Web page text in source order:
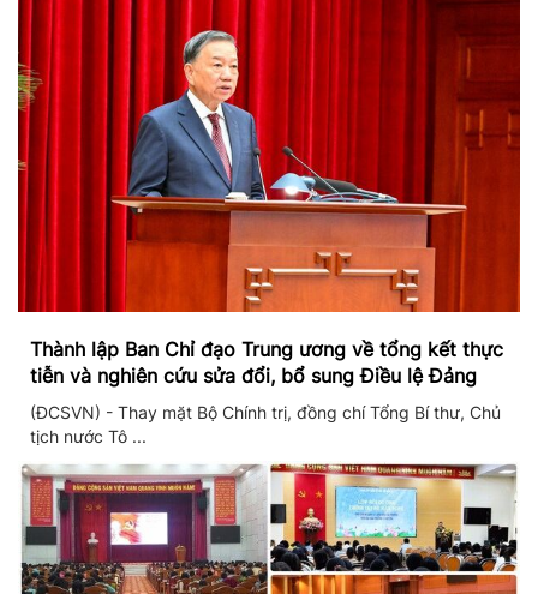
Thành lập Ban Chỉ đạo Trung ương về tổng kết thực
tiễn và nghiên cứu sửa đổi, bổ sung Điều lệ Đảng
(ĐCSVN) - Thay mặt Bộ Chính trị, đồng chí Tổng Bí thư, Chủ
tịch nước Tô ...